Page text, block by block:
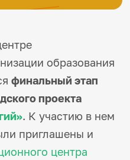
образования
финальный этап
проекта
. К участию в нем
приглашены и
центра